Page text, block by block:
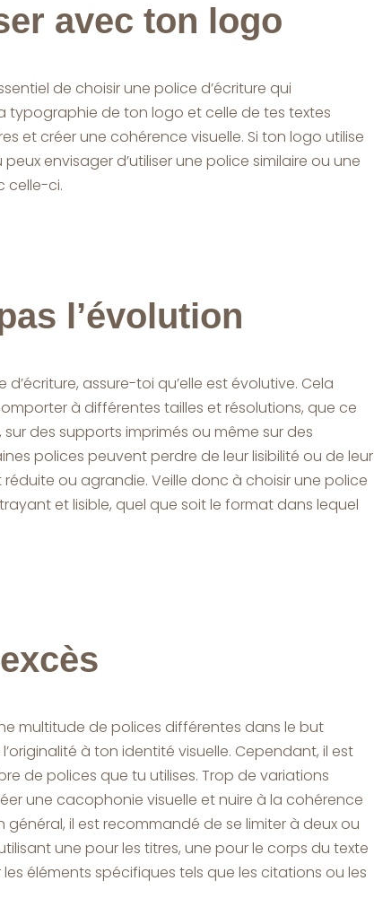
avec ton logo
de choisir une police d’écriture qui
typographie de ton logo et celle de tes textes
et créer une cohérence visuelle. Si ton logo utilise
envisager d’utiliser une police similaire ou une
celle-ci.
l’évolution
assure-toi qu’elle est évolutive. Cela
à différentes tailles et résolutions, que ce
des supports imprimés ou même sur des
polices peuvent perdre de leur lisibilité ou de leur
ou agrandie. Veille donc à choisir une police
et lisible, quel que soit le format dans lequel
multitude de polices différentes dans le but
à ton identité visuelle. Cependant, il est
de polices que tu utilises. Trop de variations
une cacophonie visuelle et nuire à la cohérence
général, il est recommandé de se limiter à deux ou
une pour les titres, une pour le corps du texte
éléments spécifiques tels que les citations ou les